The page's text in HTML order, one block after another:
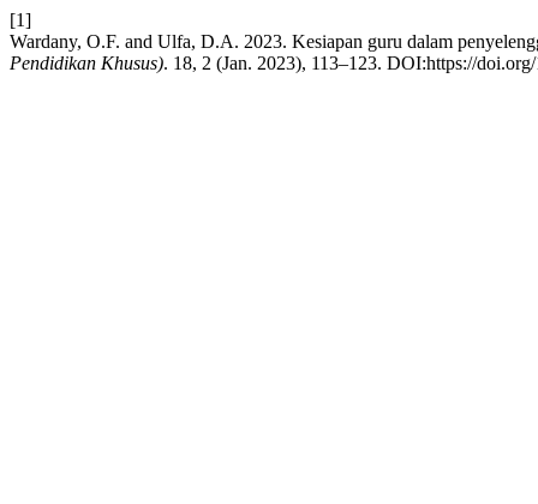
[1]
Wardany, O.F. and Ulfa, D.A. 2023. Kesiapan guru dalam
Pendidikan Khusus). 18, 2 (Jan. 2023), 113–123. DOI:https://